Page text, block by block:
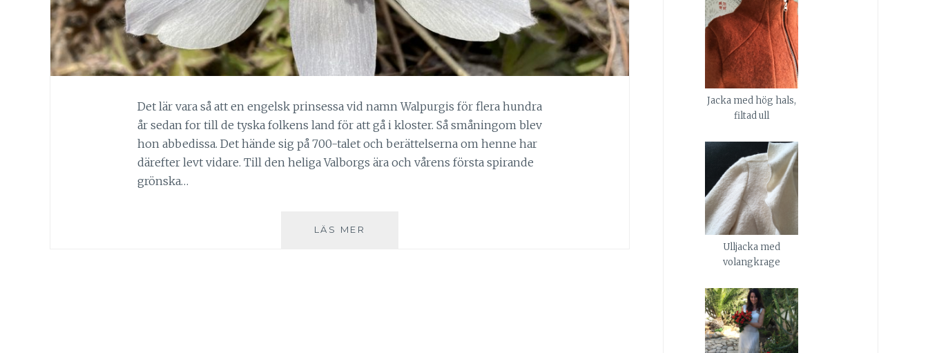
Det lär vara så att en engelsk prinsessa vid namn Walpurgis för flera hundra
år sedan for till de tyska folkens land för att gå i kloster. Så småningom blev
hon abbedissa. Det hände sig på 700-talet och berättelserna om henne har
därefter levt vidare. Till den heliga Valborgs ära och vårens första spirande
grönska…
LÄS MER
Jacka med hög hals,
filtad ull
Ulljacka med
volangkrage